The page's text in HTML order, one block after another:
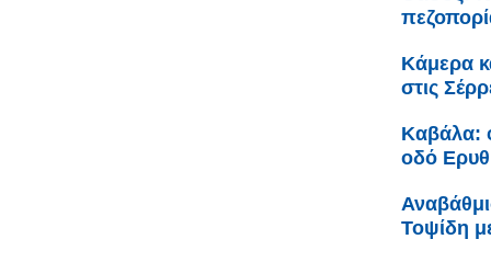
Κάμερα
στις
Καβάλα:
οδό
Τοψίδη